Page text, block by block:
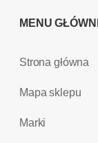
MENU
Strona główna
Mapa sklepu
Marki